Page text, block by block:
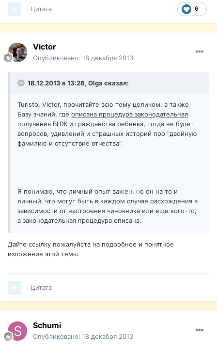
6
Цитата
Victor
Опубликовано: 18 декабря 2013
18.12.2013 в 13:28, Olga сказал:
Turisto, Victor, прочитайте всю тему целиком, а также
Базу знаний, где описана процедура законодательная
получения ВНЖ и гражданства ребенка, тогда не будет
вопросов, удивлений и страшных историй про "двойную
фамилию и отсутствие отчества".
Я понимаю, что личный опыт важен, но он на то и
личный, что могут быть в каждом случае расхождения в
зависимости от настроения чиновника или еще кого-то,
а законодательная процедура описана.
Дайте ссылку пожалуйста на подробное и понятное
изложение этой темы.
Цитата
Schumi
Опубликовано: 18 декабря 2013